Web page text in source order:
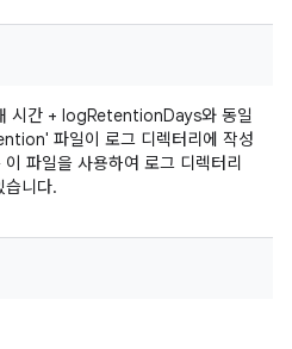
시간 + logRetentionDays와 동일
파일이 로그 디렉터리에 작성
파일을 사용하여 로그 디렉터리
습니다.